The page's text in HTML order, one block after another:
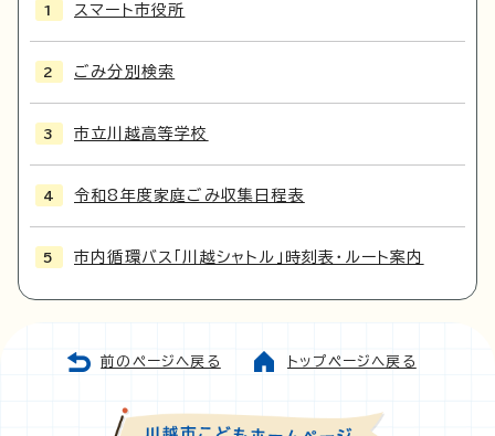
スマート市役所
ごみ分別検索
市立川越高等学校
令和8年度家庭ごみ収集日程表
市内循環バス「川越シャトル」時刻表・ルート案内
前のページへ戻る トップページへ戻る